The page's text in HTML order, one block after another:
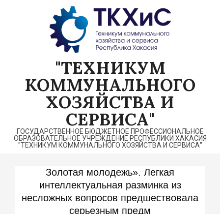
"ТЕХНИКУМ
КОММУНАЛЬНОГО
ХОЗЯЙСТВА И
СЕРВИСА"
ГОСУДАРСТВЕННОЕ БЮДЖЕТНОЕ ПРОФЕССИОНАЛЬНОЕ
ОБРАЗОВАТЕЛЬНОЕ УЧРЕЖДЕНИЕ РЕСПУБЛИКИ ХАКАСИЯ
"ТЕХНИКУМ КОММУНАЛЬНОГО ХОЗЯЙСТВА И СЕРВИСА"
Золотая молодежь». Легкая
интеллектуальная разминка из
несложных вопросов предшествовала
серьезным предм